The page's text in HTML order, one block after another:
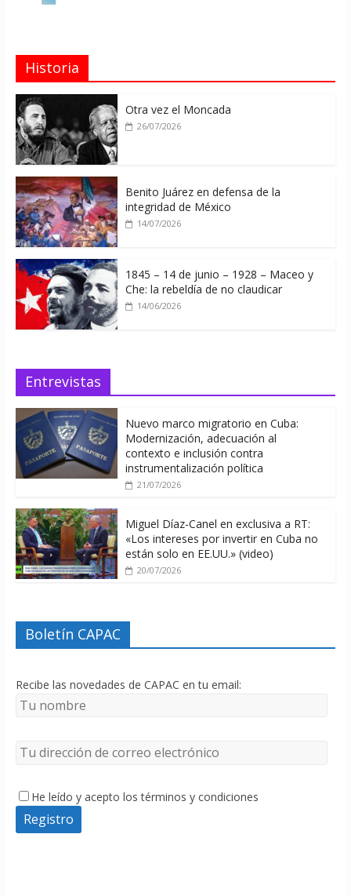
Historia
Otra vez el Moncada
26/07/2026
Benito Juárez en defensa de la
integridad de México
14/07/2026
1845 – 14 de junio – 1928 – Maceo y
Che: la rebeldía de no claudicar
14/06/2026
Entrevistas
Nuevo marco migratorio en Cuba:
Modernización, adecuación al
contexto e inclusión contra
instrumentalización política
21/07/2026
Miguel Díaz-Canel en exclusiva a RT:
«Los intereses por invertir en Cuba no
están solo en EE.UU.» (video)
20/07/2026
Boletín CAPAC
Recibe las novedades de CAPAC en tu email:
He leído y acepto los términos y condiciones